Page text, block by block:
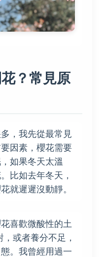
？常見原
，我先從最常見
因素，櫻花需要
如果冬天太溫
比如去年冬天，
就遲遲沒動靜。
喜歡微酸性的土
或者養分不足，
。我曾經用過一